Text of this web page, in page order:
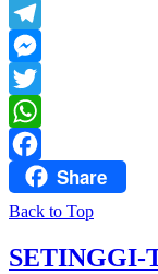
Yahoo
Mail
Telegram
Messenger
Twitter
WhatsApp
FacebookShare
Back to Top
SETINGGI-